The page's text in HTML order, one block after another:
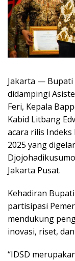
Jakarta — Bupati
didampingi
Feri, Kepala
Kabid Litbang
acara rilis Indeks
2025 yang
Jakarta Pusat.
Kehadiran
partisipasi
mendukung
inovasi, riset,
“IDSD